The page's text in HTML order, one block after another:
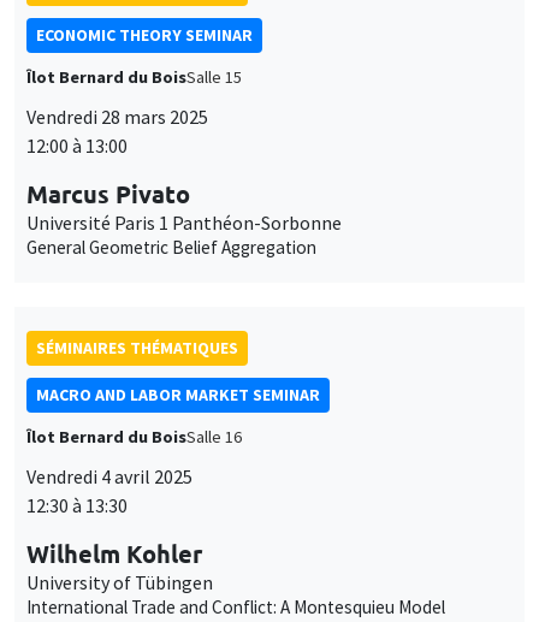
ECONOMIC THEORY SEMINAR
Îlot Bernard du BoisSalle 15
Vendredi 28 mars 2025
12:00 à 13:00
Marcus Pivato
Université Paris 1 Panthéon-Sorbonne
General Geometric Belief Aggregation
SÉMINAIRES THÉMATIQUES
MACRO AND LABOR MARKET SEMINAR
Îlot Bernard du BoisSalle 16
Vendredi 4 avril 2025
12:30 à 13:30
Wilhelm Kohler
University of Tübingen
International Trade and Conflict: A Montesquieu Model
Utilisation
des
données
personnelles
Ce site utilise des cookies et des services tiers pour garantir son bon
fonctionnement, analyser la fréquentation du site et proposer des
contenus multimédias. Vous êtes libre d’accepter, de refuser ou de
personnaliser l’utilisation de ces services. Votre choix pourra être
modifié à tout moment depuis le lien « Gestion des cookies »
accessible en bas de page. Pour en savoir plus, consultez notre
politique de confidentialité